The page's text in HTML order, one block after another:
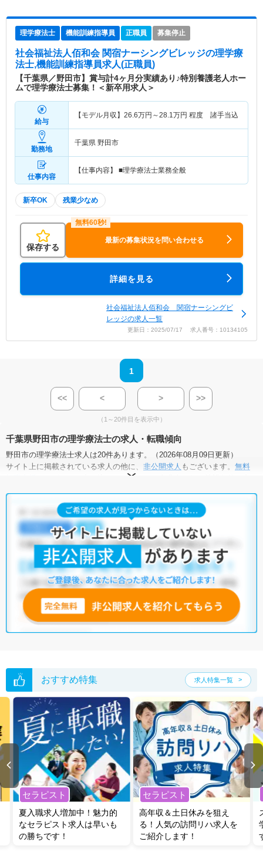
理学療法士 機能訓練指導員 正職員 募集停止
社会福祉法人佰和会 関宿ナーシングビレッジの理学療
法士,機能訓練指導員求人(正職員)
【千葉県／野田市】賞与計4ヶ月分実績あり♪特別養護老人ホー
ムで理学療法士募集！＜新卒用求人＞
給与
【モデル月収】 26.6万円～28.1万円 程度 諸手当込
勤務地
千葉県 野田市
仕事内容
【仕事内容】 ■理学療法士業務全般
新卒OK 残業少なめ
保存する
最新の募集状況を問い合わせる
詳細を見る
社会福祉法人佰和会 関宿ナーシングビ
レッジの求人一覧
更新日：2025/07/17 求人番号：10134105
1
<< < > >>
（1～20件目を表示中）
千葉県野田市の理学療法士の求人・転職傾向
野田市の理学療法士求人は20件あります。（2026年08月09日更新）
サイト上に掲載されている求人の他に、 非公開求人 もございます。 無料
にお申し込みいただくと、全求人からご希望条件に合
野田市の理学療法士求人では以下のような条件が人気です。
積極採用中・新卒OK・ 残業少なめ 正社員(正職員)
・クリニック・介護福祉施設・訪問リハビリ(在宅医療)
他の条件でも人気の求人がございますので、「こだわり条件」から検索
いただくか、お気軽にお問い合わせください。
全国の理学療法士求人から検索いただくことも可能です。
無料転職支援サービス
にお申し込みいただくと、ご希望条件をヒアリン
グした上で求人をご提案いたします。
ご希望条件がまだ定まっていない方は人気の希望条件をピックアップし
おすすめ特集 求人特集一覧
セラピスト
夏入職求人増加中！魅力的
なセラピスト求人は早いも
の勝ちです！
セラピスト
高年収＆土日休みを狙え
る！人気の訪問リハ求人を
ご紹介します！